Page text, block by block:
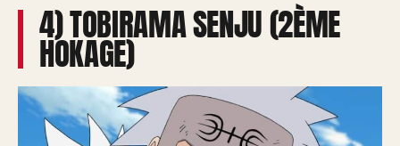
4) TOBIRAMA SENJU (2ÈME
HOKAGE)